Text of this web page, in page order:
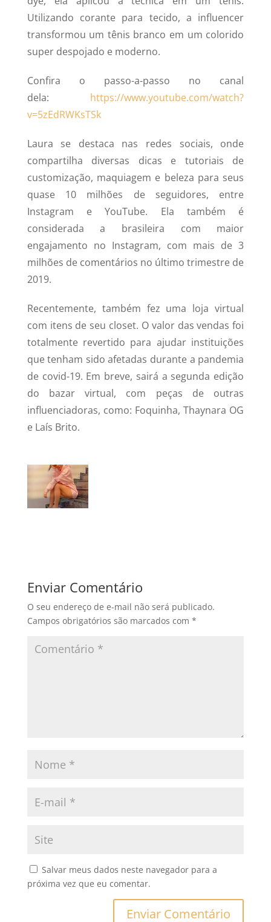
Utilizando corante para tecido, a influencer
transformou um tênis branco em um colorido
super despojado e moderno.
Confira o passo-a-passo no canal
dela: https://www.youtube.com/watch?
v=5zEdRWKsTSk
Laura se destaca nas redes sociais, onde
compartilha diversas dicas e tutoriais de
customização, maquiagem e beleza para seus
quase 10 milhões de seguidores, entre
Instagram e YouTube. Ela também é
considerada a brasileira com maior
engajamento no Instagram, com mais de 3
milhões de comentários no último trimestre de
2019.
Recentemente, também fez uma loja virtual
com itens de seu closet. O valor das vendas foi
totalmente revertido para ajudar instituições
que tenham sido afetadas durante a pandemia
de covid-19. Em breve, sairá a segunda edição
do bazar virtual, com peças de outras
influenciadoras, como: Foquinha, Thaynara OG
e Laís Brito.
Enviar Comentário
O seu endereço de e-mail não será publicado.
Campos obrigatórios são marcados com *
Salvar meus dados neste navegador para a
próxima vez que eu comentar.